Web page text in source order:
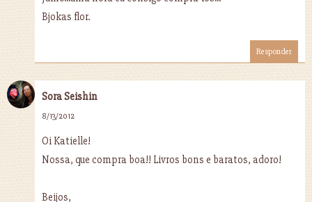
Bjokas flor.
Responder
Sora Seishin
8/13/2012
Oi Katielle!
Nossa, que compra boa!! Livros bons e baratos, adoro!
Beijos,